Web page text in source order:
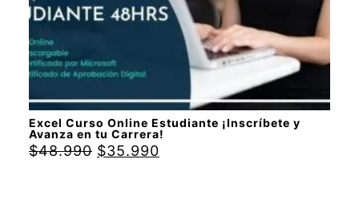
Excel Curso Online Estudiante ¡Inscríbete y
Avanza en tu Carrera!
$48.990 $35.990